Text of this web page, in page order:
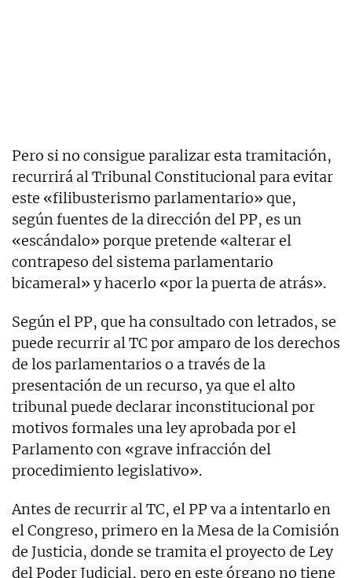
Pero si no consigue paralizar esta tramitación,
recurrirá al Tribunal Constitucional para evitar
este «filibusterismo parlamentario» que,
según fuentes de la dirección del PP, es un
«escándalo» porque pretende «alterar el
contrapeso del sistema parlamentario
bicameral» y hacerlo «por la puerta de atrás».
Según el PP, que ha consultado con letrados, se
puede recurrir al TC por amparo de los derechos
de los parlamentarios o a través de la
presentación de un recurso, ya que el alto
tribunal puede declarar inconstitucional por
motivos formales una ley aprobada por el
Parlamento con «grave infracción del
procedimiento legislativo».
Antes de recurrir al TC, el PP va a intentarlo en
el Congreso, primero en la Mesa de la Comisión
de Justicia, donde se tramita el proyecto de Ley
del Poder Judicial, pero en este órgano no tiene